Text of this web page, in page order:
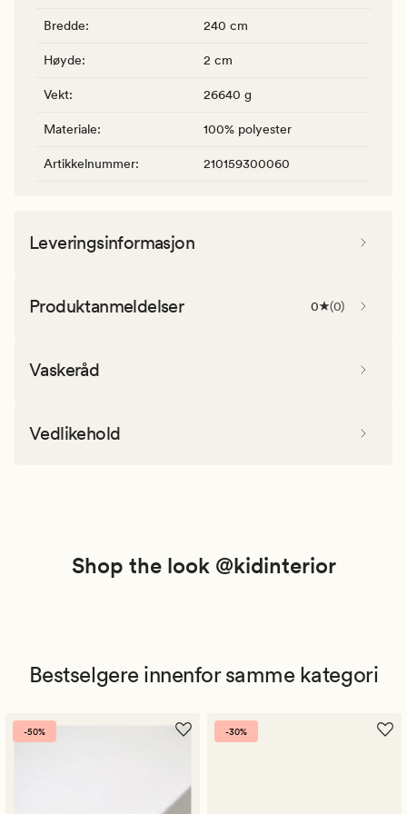
Bredde: 240 cm
Høyde: 2 cm
Vekt: 26640 g
Materiale: 100% polyester
Artikkelnummer: 210159300060
Leveringsinformasjon
Produktanmeldelser 0 (0)
Vaskeråd
Vedlikehold
Shop the look @kidinterior
Bestselgere innenfor samme kategori
-50% -30%